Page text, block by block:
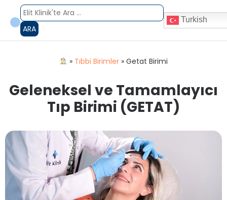
ARA
Turkish
» Tıbbi Birimler» Getat Birimi
Geleneksel ve Tamamlayıcı
Tıp Birimi (GETAT)